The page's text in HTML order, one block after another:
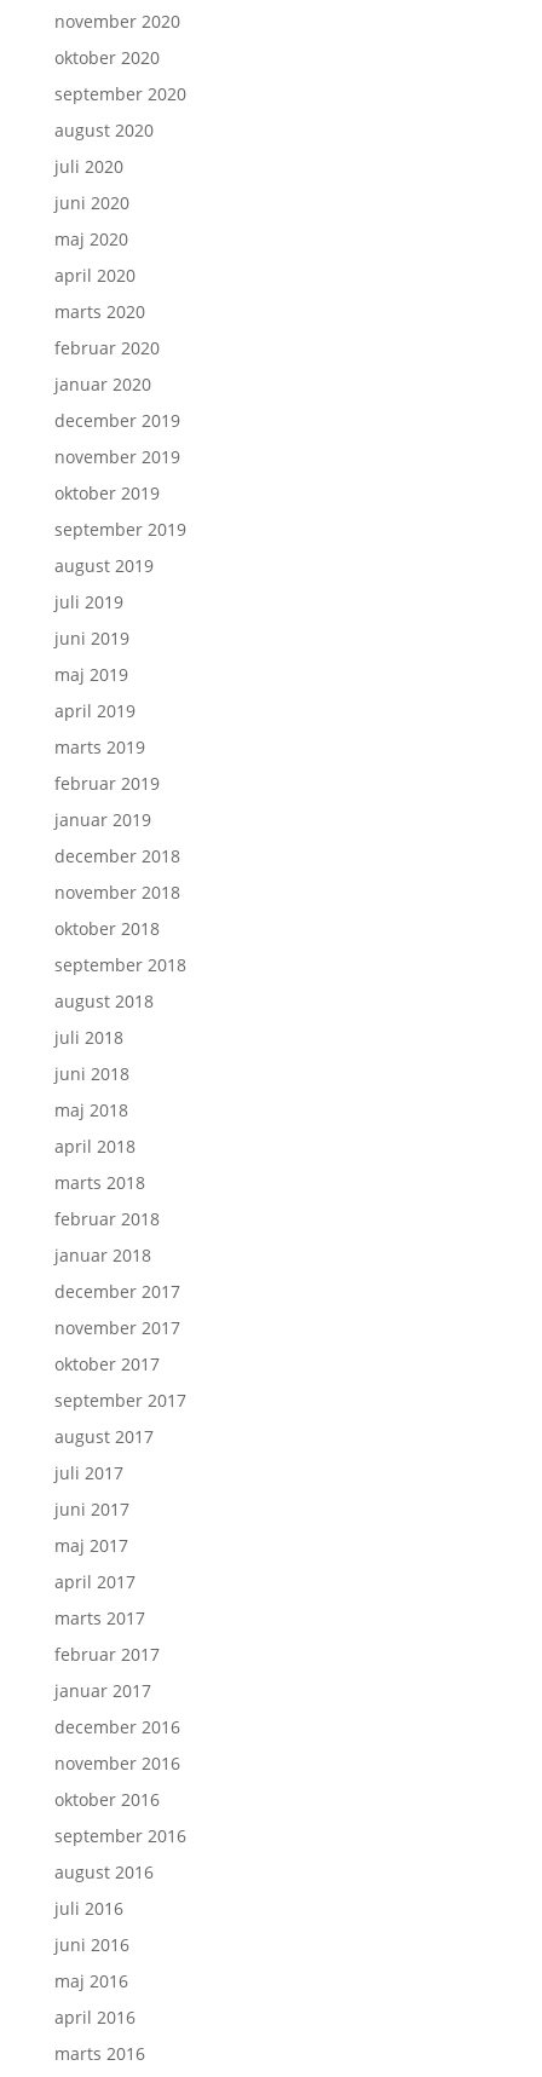
november 2020
oktober 2020
september 2020
august 2020
juli 2020
juni 2020
maj 2020
april 2020
marts 2020
februar 2020
januar 2020
december 2019
november 2019
oktober 2019
september 2019
august 2019
juli 2019
juni 2019
maj 2019
april 2019
marts 2019
februar 2019
januar 2019
december 2018
november 2018
oktober 2018
september 2018
august 2018
juli 2018
juni 2018
maj 2018
april 2018
marts 2018
februar 2018
januar 2018
december 2017
november 2017
oktober 2017
september 2017
august 2017
juli 2017
juni 2017
maj 2017
april 2017
marts 2017
februar 2017
januar 2017
december 2016
november 2016
oktober 2016
september 2016
august 2016
juli 2016
juni 2016
maj 2016
april 2016
marts 2016